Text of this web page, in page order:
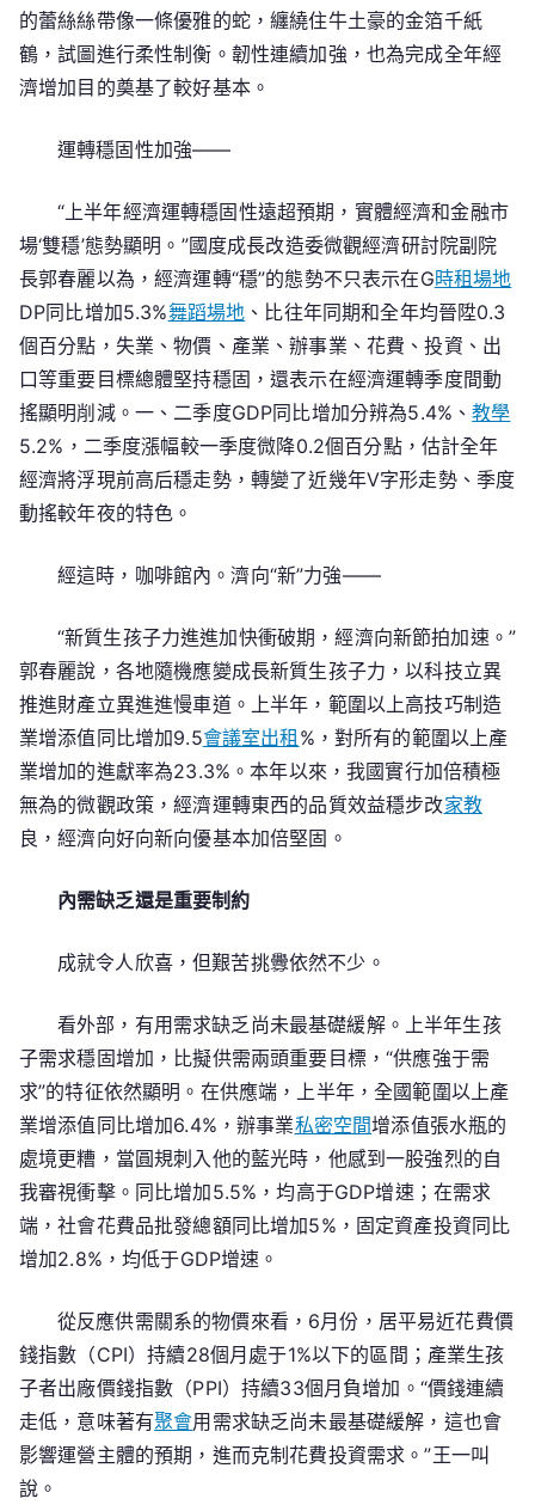
優
基
本
的蕾絲絲帶像一條優雅的蛇，纏繞住牛土豪的金箔千紙
鶴，試圖進行柔性制衡。韌性連續加強，也為完成全年經
濟增加目的奠基了較好基本。
運轉穩固性加強——
“上半年經濟運轉穩固性遠超預期，實體經濟和金融市
場‘雙穩’態勢顯明。”國度成長改造委微觀經濟研討院副院
長郭春麗以為，經濟運轉“穩”的態勢不只表示在G時租場地
DP同比增加5.3%舞蹈場地 、比往年同期和全年均晉陞0.3
個百分點，失業、物價、產業、辦事業、花費、投資、出
口等重要目標總體堅持穩固，還表示在經濟運轉季度間動
搖顯明削減。一、二季度GDP同比增加分辨為5.4%、教學
5.2%，二季度漲幅較一季度微降0.2個百分點，估計全年
經濟將浮現前高后穩走勢，轉變了近幾年V字形走勢、季度
動搖較年夜的特色。
經這時，咖啡館內。濟向“新”力強——
“新質生孩子力進進加快衝破期，經濟向新節拍加速。”
郭春麗說，各地隨機應變成長新質生孩子力，以科技立異
推進財產立異進進慢車道。上半年，範圍以上高技巧制造
業增添值同比增加9.5會議室出租 %，對所有的範圍以上產
業增加的進獻率為23.3%。本年以來，我國實行加倍積極
無為的微觀政策，經濟運轉東西的品質效益穩步改家教
良，經濟向好向新向優基本加倍堅固。
內需缺乏還是重要制約
成就令人欣喜，但艱苦挑釁依然不少。
看外部，有用需求缺乏尚未最基礎緩解。上半年生孩
子需求穩固增加，比擬供需兩頭重要目標，“供應強于需
求”的特征依然顯明。在供應端，上半年，全國範圍以上產
業增添值同比增加6.4%，辦事業私密空間增添值張水瓶的
處境更糟，當圓規刺入他的藍光時，他感到一股強烈的自
我審視衝擊。同比增加5.5%，均高于GDP增速；在需求
端，社會花費品批發總額同比增加5%，固定資產投資同比
增加2.8%，均低于GDP增速。
從反應供需關系的物價來看，6月份，居平易近花費價
錢指數（CPI）持續28個月處于1%以下的區間；產業生孩
子者出廠價錢指數（PPI）持續33個月負增加。“價錢連續
走低，意味著有聚會用需求缺乏尚未最基礎緩解，這也會
影響運營主體的預期，進而克制花費投資需求。”王一叫
說。